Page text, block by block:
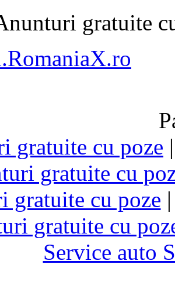
gratuite
gratuite cu poze
gratuite cu
gratuite cu poze
gratuite cu
Service auto